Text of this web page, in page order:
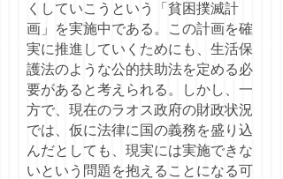
くしていこうという「貧困撲滅計
画」を実施中である。この計画を確
実に推進していくためにも、生活保
護法のような公的扶助法を定める必
要があると考えられる。しかし、一
方で、現在のラオス政府の財政状況
では、仮に法律に国の義務を盛り込
んだとしても、現実には実施できな
いという問題を抱えることになる可